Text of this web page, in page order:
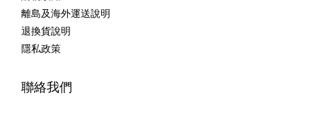
離島及海外運送說明
退換貨說明
隱私政策
聯絡我們